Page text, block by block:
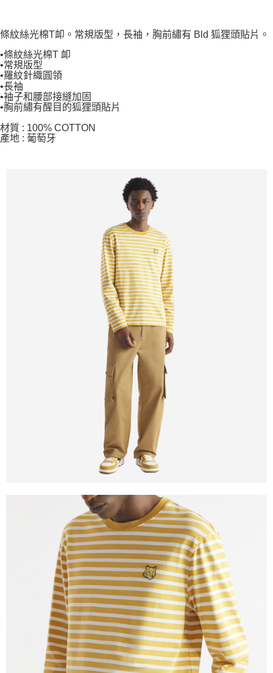
條紋絲光棉T卹。常規版型，長袖，胸前繡有 Bld 狐狸頭貼片。
•條紋絲光棉T 卹
•常規版型
•羅紋針織圓領
•長袖
•袖子和腰部接縫加固
•胸前繡有醒目的狐狸頭貼片
材質 : 100% COTTON
產地 : 葡萄牙